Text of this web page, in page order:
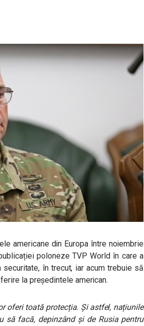
americane din Europa între noiembrie
poloneze TVP World în care a
în trecut, iar acum trebuie să
la președintele american.
oferi toată protecția. Și astfel, națiunile
să facă, depinzând și de Rusia pentru